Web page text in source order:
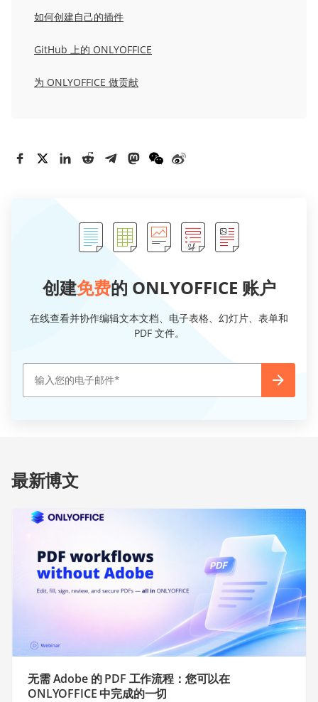
如何创建自己的插件
GitHub 上的 ONLYOFFICE
为 ONLYOFFICE 做贡献
创建免费的 ONLYOFFICE 账户
在线查看并协作编辑文本文档、电子表格、幻灯片、表单和
PDF 文件。
最新博文
无需 Adobe 的 PDF 工作流程：您可以在
ONLYOFFICE 中完成的一切